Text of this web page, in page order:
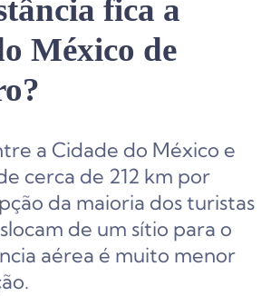
fica a
México de
a Cidade do México e
cerca de 212 km por
da maioria dos turistas
de um sítio para o
aérea é muito menor